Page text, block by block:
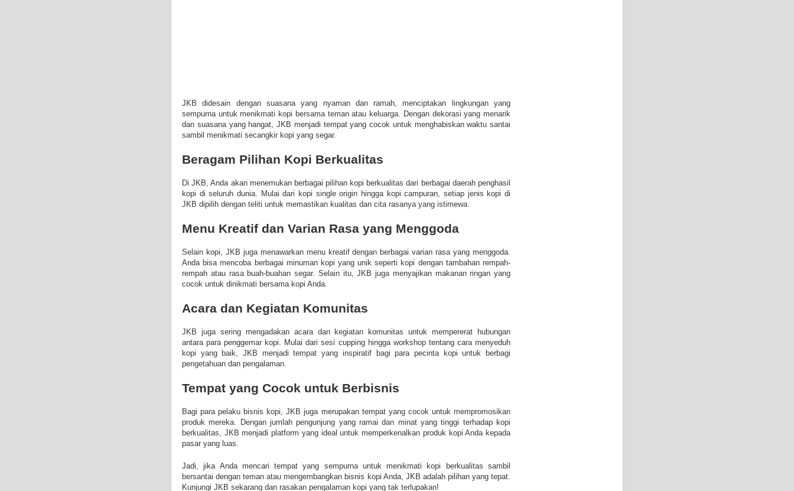
JKB didesain dengan suasana yang nyaman dan ramah, menciptakan lingkungan yang
sempurna untuk menikmati kopi bersama teman atau keluarga. Dengan dekorasi yang menarik
dan suasana yang hangat, JKB menjadi tempat yang cocok untuk menghabiskan waktu santai
sambil menikmati secangkir kopi yang segar.
Beragam Pilihan Kopi Berkualitas
Di JKB, Anda akan menemukan berbagai pilihan kopi berkualitas dari berbagai daerah penghasil
kopi di seluruh dunia. Mulai dari kopi single origin hingga kopi campuran, setiap jenis kopi di
JKB dipilih dengan teliti untuk memastikan kualitas dan cita rasanya yang istimewa.
Menu Kreatif dan Varian Rasa yang Menggoda
Selain kopi, JKB juga menawarkan menu kreatif dengan berbagai varian rasa yang menggoda.
Anda bisa mencoba berbagai minuman kopi yang unik seperti kopi dengan tambahan rempah-
rempah atau rasa buah-buahan segar. Selain itu, JKB juga menyajikan makanan ringan yang
cocok untuk dinikmati bersama kopi Anda.
Acara dan Kegiatan Komunitas
JKB juga sering mengadakan acara dan kegiatan komunitas untuk mempererat hubungan
antara para penggemar kopi. Mulai dari sesi cupping hingga workshop tentang cara menyeduh
kopi yang baik, JKB menjadi tempat yang inspiratif bagi para pecinta kopi untuk berbagi
pengetahuan dan pengalaman.
Tempat yang Cocok untuk Berbisnis
Bagi para pelaku bisnis kopi, JKB juga merupakan tempat yang cocok untuk mempromosikan
produk mereka. Dengan jumlah pengunjung yang ramai dan minat yang tinggi terhadap kopi
berkualitas, JKB menjadi platform yang ideal untuk memperkenalkan produk kopi Anda kepada
pasar yang luas.
Jadi, jika Anda mencari tempat yang sempurna untuk menikmati kopi berkualitas sambil
bersantai dengan teman atau mengembangkan bisnis kopi Anda, JKB adalah pilihan yang tepat.
Kunjungi JKB sekarang dan rasakan pengalaman kopi yang tak terlupakan!